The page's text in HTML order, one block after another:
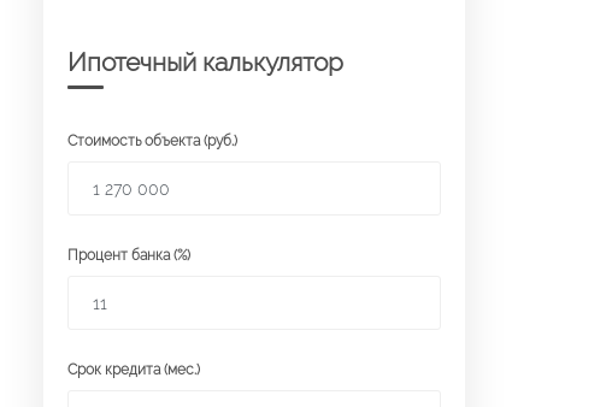
Ипотечный калькулятор
Стоимость объекта (руб.)
Процент банка (%)
Срок кредита (мес.)